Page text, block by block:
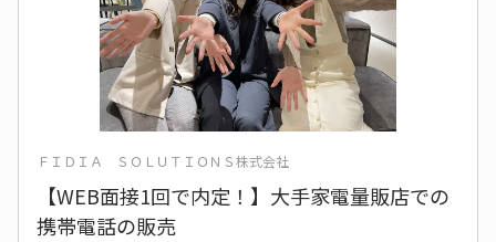
ＦＩＤＩＡ ＳＯＬＵＴＩＯＮＳ株式会社
【WEB面接1回で内定！】大手家電量販店での
携帯電話の販売